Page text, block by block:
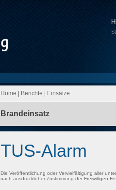
Home Berichte Einsätze
Brandeinsatz
TUS-Alarm
Die Veröffentlichung oder Vervielfältigung aller
nach ausdrücklicher Zustimmung der Freiwilligen